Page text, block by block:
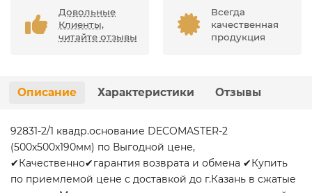
Довольные
Клиенты,
читайте отзывы
Всегда
качественная
продукция
Описание Характеристики Отзывы
92831-2/1 квадр.основание DECOMASTER-2
(500х500х190мм) по Выгодной цене,
✔Качественно✔гарантия возврата и обмена ✔Купить
по приемлемой цене с доставкой до г.Казань в сжатые